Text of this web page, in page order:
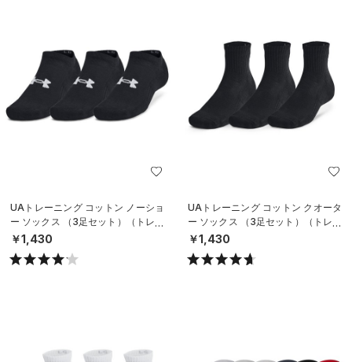
UAトレーニング コットン ノーショ
ー ソックス （3足セット）（トレー
ニング/UNISEX）
￥1,430
UAトレーニング コットン クオータ
ー ソックス （3足セット）（トレー
ニング/UNISEX）
￥1,430